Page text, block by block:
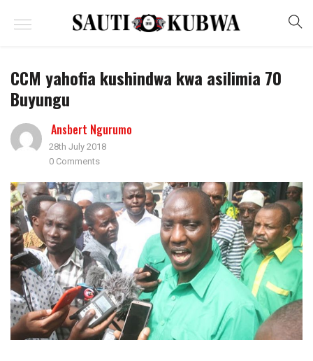
CCM yahofia kushindwa kwa asilimia 70
Buyungu
Ansbert Ngurumo
28th July 2018
0 Comments